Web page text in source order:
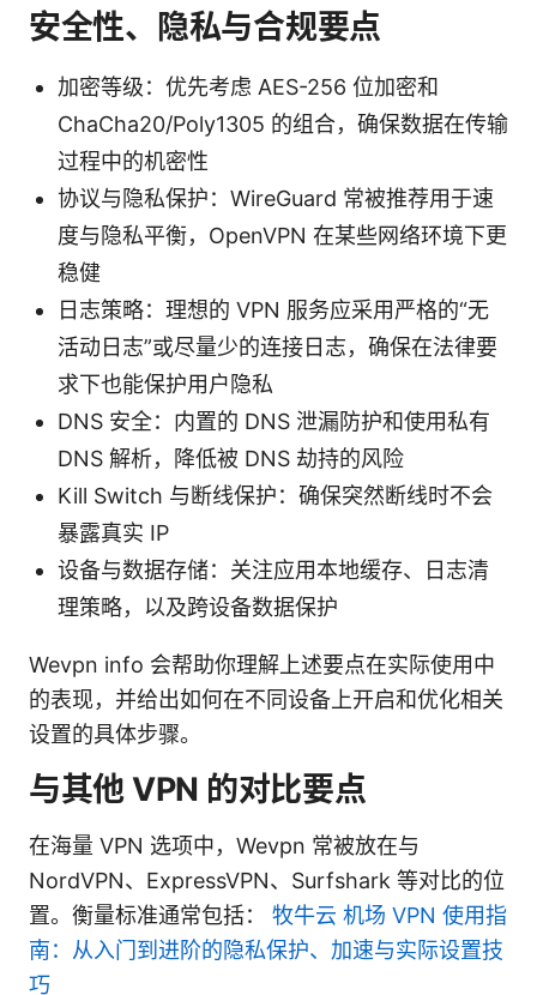
安全性、隐私与合规要点
加密等级：优先考虑 AES-256 位加密和
ChaCha20/Poly1305 的组合，确保数据在传输
过程中的机密性
协议与隐私保护：WireGuard 常被推荐用于速
度与隐私平衡，OpenVPN 在某些网络环境下更
稳健
日志策略：理想的 VPN 服务应采用严格的“无
活动日志”或尽量少的连接日志，确保在法律要
求下也能保护用户隐私
DNS 安全：内置的 DNS 泄漏防护和使用私有
DNS 解析，降低被 DNS 劫持的风险
Kill Switch 与断线保护：确保突然断线时不会
暴露真实 IP
设备与数据存储：关注应用本地缓存、日志清
理策略，以及跨设备数据保护
Wevpn info 会帮助你理解上述要点在实际使用中
的表现，并给出如何在不同设备上开启和优化相关
设置的具体步骤。
与其他 VPN 的对比要点
在海量 VPN 选项中，Wevpn 常被放在与
NordVPN、ExpressVPN、Surfshark 等对比的位
置。衡量标准通常包括： 牧牛云 机场 VPN 使用指
南：从入门到进阶的隐私保护、加速与实际设置技
巧